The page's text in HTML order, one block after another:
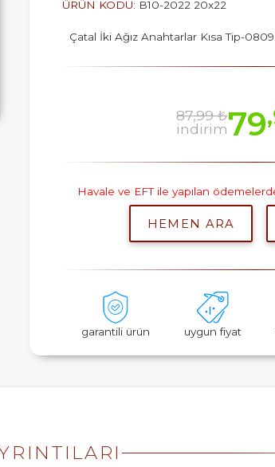
ÜRÜN KODU: B10-2022 20x22
Çatal İki Ağız Anahtarlar Kısa Tip-
87,99 ₺
indirim79
Havale ve EFT ile yapılan
HEMEN ARA
garantili ürün uygun fiyat